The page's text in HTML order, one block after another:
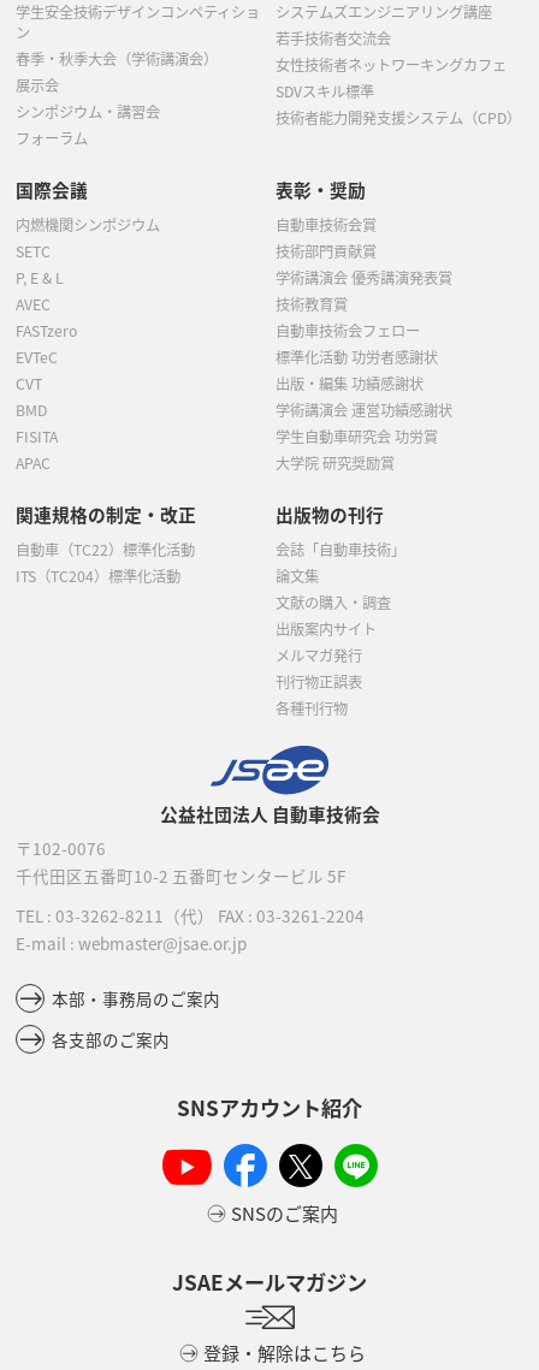
公益社団法人 自動車技術会
〒102-0076
千代田区五番町10-2 五番町センタービル 5F
TEL : 03-3262-8211 （代） FAX : 03-3261-2204
E-mail : webmaster@jsae.or.jp
本部・事務局のご案内
各支部のご案内
SNSアカウント紹介
SNSのご案内
JSAEメールマガジン
登録・解除はこちら
学生安全技術デザインコンペティショ
ン
春季・秋季大会（学術講演会）
展示会
シンポジウム・講習会
フォーラム
システムズエンジニアリング講座
若手技術者交流会
女性技術者ネットワーキングカフェ
SDVスキル標準
技術者能力開発支援システム（CPD）
国際会議
内燃機関シンポジウム
SETC
P, E & L
AVEC
FASTzero
EVTeC
CVT
BMD
FISITA
APAC
表彰・奨励
自動車技術会賞
技術部門貢献賞
学術講演会 優秀講演発表賞
技術教育賞
自動車技術会フェロー
標準化活動 功労者感謝状
出版・編集 功績感謝状
学術講演会 運営功績感謝状
学生自動車研究会 功労賞
大学院 研究奨励賞
関連規格の制定・改正
自動車（TC22）標準化活動
ITS（TC204）標準化活動
出版物の刊行
会誌「自動車技術」
論文集
文献の購入・調査
出版案内サイト
メルマガ発行
刊行物正誤表
各種刊行物